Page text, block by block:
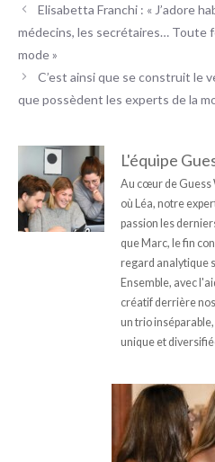
Elisabetta Franchi : « J’adore
médecins, les secrétaires… Toute
mode »
C’est ainsi que se construit le
que possèdent les experts de la
L'équipe
Au cœur de Guess
où Léa, notre
passion les
que Marc, le fin
regard analytique
Ensemble, avec
créatif derrière
un trio
unique et